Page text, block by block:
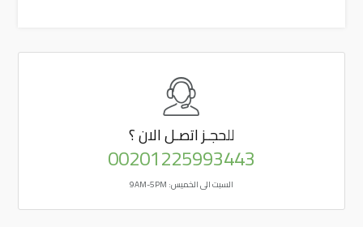
للحجـزاتصـل الان ؟
00201225993443
السبت الى الخميس: 9AM-5PM